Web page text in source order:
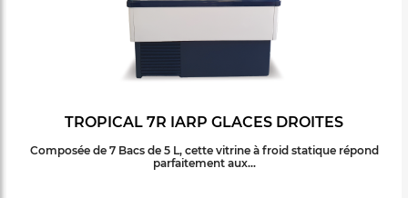
TROPICAL 7R IARP GLACES DROITES
Composée de 7 Bacs de 5 L, cette vitrine à froid statique répond
parfaitement aux...